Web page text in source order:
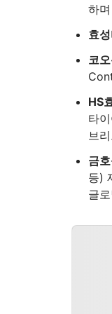
하
효
코
HS
타
브
금
등)
글